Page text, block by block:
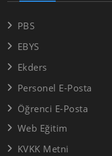
PBS
EBYS
Ekders
Personel E-Posta
Öğrenci E-Posta
Web Eğitim
KVKK Metni